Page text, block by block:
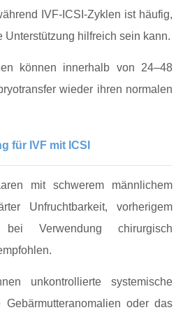
IVF‑ICSI‑Zyklen ist häufig,
hilfreich sein kann.
können innerhalb von 24–48
wieder ihren normalen
für IVF mit ICSI
mit schwerem männlichem
Unfruchtbarkeit, vorherigem
bei Verwendung chirurgisch
unkontrollierte systemische
Gebärmutteranomalien oder das